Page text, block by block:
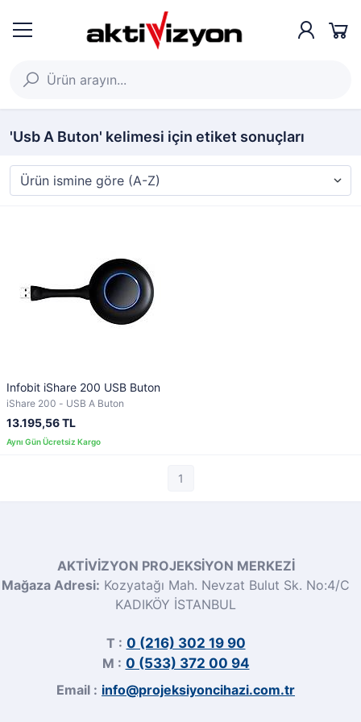
'Usb A Buton' kelimesi için etiket sonuçları
Infobit iShare 200 USB Buton
iShare 200 - USB A Buton
13.195,56 TL
1
AKTİVİZYON PROJEKSİYON MERKEZİ
Mağaza Adresi: Kozyatağı Mah. Nevzat Bulut Sk. No:4/C
KADIKÖY İSTANBUL
T : 0 (216) 302 19 90
M : 0 (533) 372 00 94
Email : info@projeksiyoncihazi.com.tr